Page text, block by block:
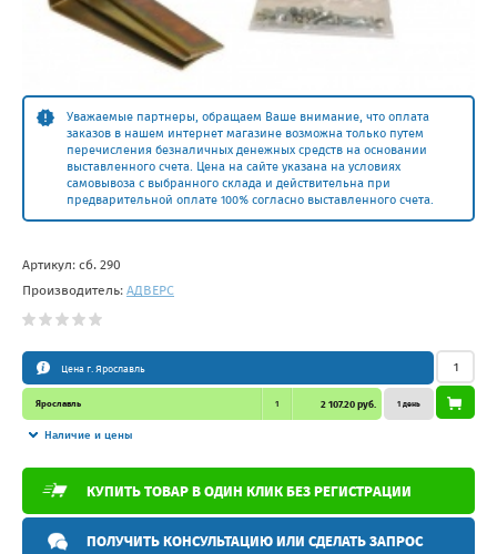
Уважаемые партнеры, обращаем Ваше внимание, что оплата
заказов в нашем интернет магазине возможна только путем
перечисления безналичных денежных средств на основании
выставленного счета. Цена на сайте указана на условиях
самовывоза с выбранного склада и действительна при
предварительной оплате 100% согласно выставленного счета.
Артикул: сб. 290
Производитель: АДВЕРС
Цена г. Ярославль
Ярославль 1 2 107.20 руб.
Наличие и цены
1 день
КУПИТЬ ТОВАР В ОДИН КЛИК БЕЗ РЕГИСТРАЦИИ
ПОЛУЧИТЬ КОНСУЛЬТАЦИЮ ИЛИ СДЕЛАТЬ ЗАПРОС